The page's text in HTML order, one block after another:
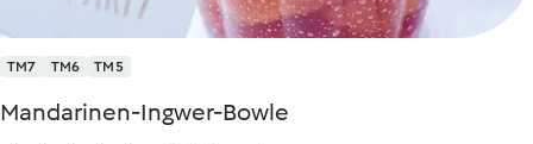
TM7 TM6 TM5
Mandarinen-Ingwer-Bowle